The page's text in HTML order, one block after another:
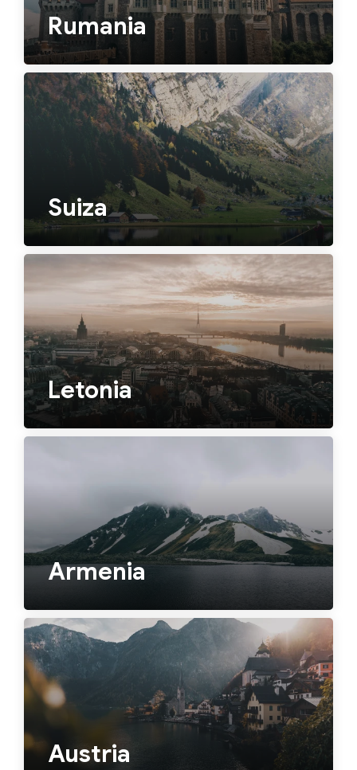
Rumania
Suiza
Letonia
Armenia
Austria